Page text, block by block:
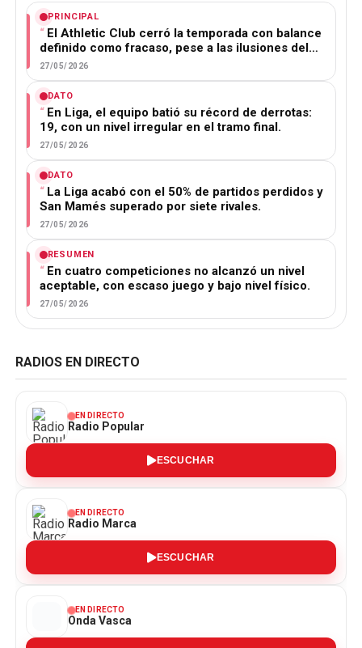
PRINCIPAL
El Athletic Club cerró la temporada con balance
definido como fracaso, pese a las ilusiones del…
27/05/2026
DATO
En Liga, el equipo batió su récord de derrotas:
19, con un nivel irregular en el tramo final.
27/05/2026
DATO
La Liga acabó con el 50% de partidos perdidos y
San Mamés superado por siete rivales.
27/05/2026
RESUMEN
En cuatro competiciones no alcanzó un nivel
aceptable, con escaso juego y bajo nivel físico.
27/05/2026
RADIOS EN DIRECTO
EN DIRECTO
Radio Popular
ESCUCHAR
EN DIRECTO
Radio Marca
ESCUCHAR
EN DIRECTO
Onda Vasca